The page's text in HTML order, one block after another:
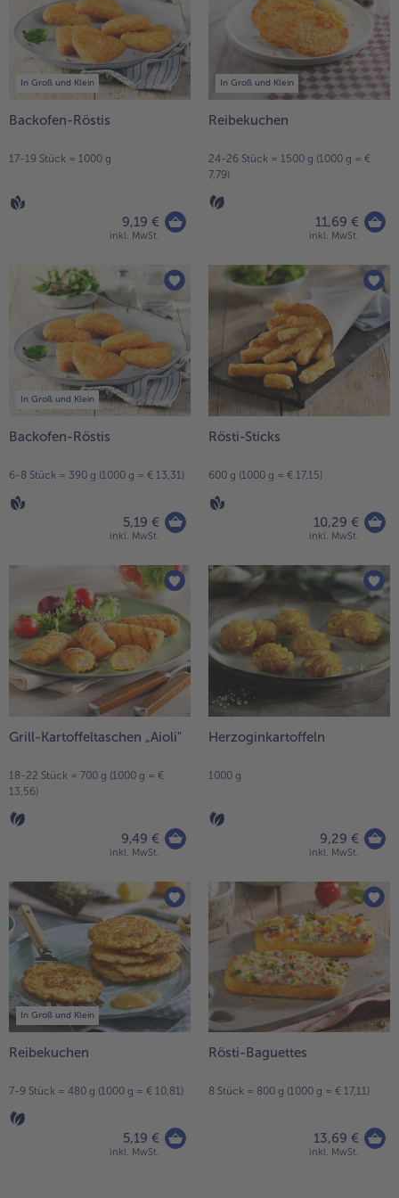
alle Wein & Spirituosen
Küchenutensilien
alle Küchenutensilien
Kuchen & Torten
alle Kuchen & Torten
alle BIO
bofrost*free
alle bofrost*free
High Protein
alle High Protein
bofrost*plus.
alle bofrost*plus.
Pflanzliche Alternativprodukte
Heißluftfritteuse
- 5 € beim Kauf von 7 Schlemmermenüs nach Wahl
In Groß und Klein
Backofen-Röstis
17-19 Stück = 1000 g
9,19 €
inkl. MwSt.
In Groß und Klein
Reibekuchen
24-26 Stück = 1500 g (1000 g = €
7,79)
11,69 €
inkl. MwSt.
In Groß und Klein
Backofen-Röstis
6-8 Stück = 390 g (1000 g = € 13,31)
5,19 €
inkl. MwSt.
Rösti-Sticks
600 g (1000 g = € 17,15)
10,29 €
inkl. MwSt.
Grill-Kartoffeltaschen „Aioli"
18-22 Stück = 700 g (1000 g = €
13,56)
9,49 €
inkl. MwSt.
Herzoginkartoffeln
1000 g
9,29 €
inkl. MwSt.
In Groß und Klein
Reibekuchen
7-9 Stück = 480 g (1000 g = € 10,81)
5,19 €
inkl. MwSt.
Rösti-Baguettes
8 Stück = 800 g (1000 g = € 17,11)
13,69 €
inkl. MwSt.